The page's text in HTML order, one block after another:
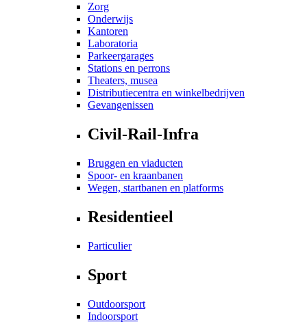
Zorg
Onderwijs
Kantoren
Laboratoria
Parkeergarages
Stations en perrons
Theaters, musea
Distributiecentra en winkelbedrijven
Gevangenissen
Civil-Rail-Infra
Bruggen en viaducten
Spoor- en kraanbanen
Wegen, startbanen en platforms
Residentieel
Particulier
Sport
Outdoorsport
Indoorsport